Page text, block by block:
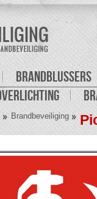
BRANDBLUSSERS
Brandbeveiliging